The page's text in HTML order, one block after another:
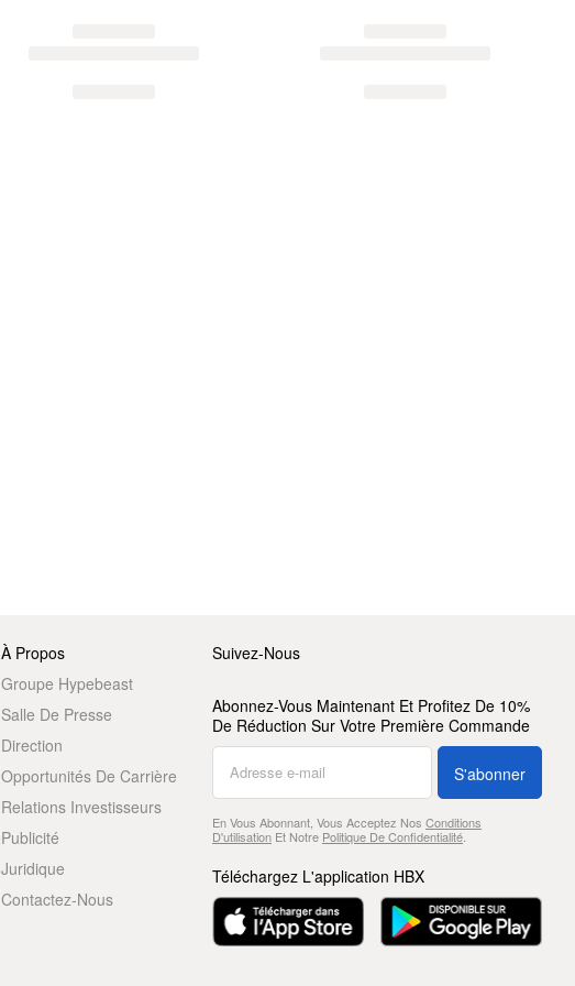
À Propos
Groupe Hypebeast
Salle De Presse
Direction
Opportunités De Carrière
Relations Investisseurs
Publicité
Juridique
Contactez-Nous
Suivez-Nous
Abonnez-Vous Maintenant Et Profitez De 10%
De Réduction Sur Votre Première Commande
S'abonner
En Vous Abonnant, Vous Acceptez Nos Conditions
D'utilisationEt Notre Politique De Confidentialité.
Téléchargez L'application HBX